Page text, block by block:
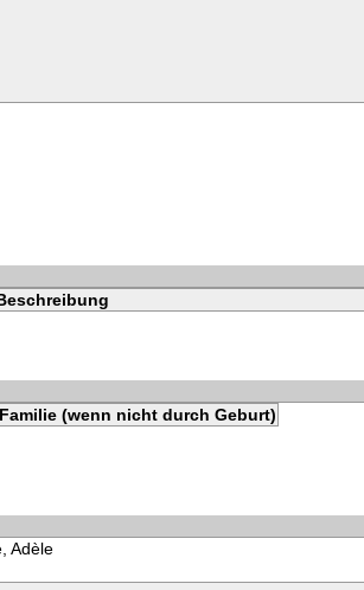
(wenn nicht durch Geburt)
Adèle